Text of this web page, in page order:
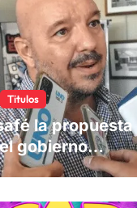
Titulos
la propuesta
gobierno
y el viernes